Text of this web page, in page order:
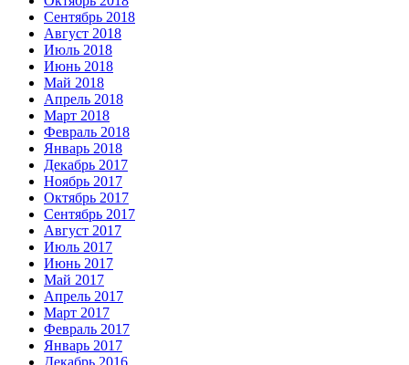
Сентябрь 2018
Август 2018
Июль 2018
Июнь 2018
Май 2018
Апрель 2018
Март 2018
Февраль 2018
Январь 2018
Декабрь 2017
Ноябрь 2017
Октябрь 2017
Сентябрь 2017
Август 2017
Июль 2017
Июнь 2017
Май 2017
Апрель 2017
Март 2017
Февраль 2017
Январь 2017